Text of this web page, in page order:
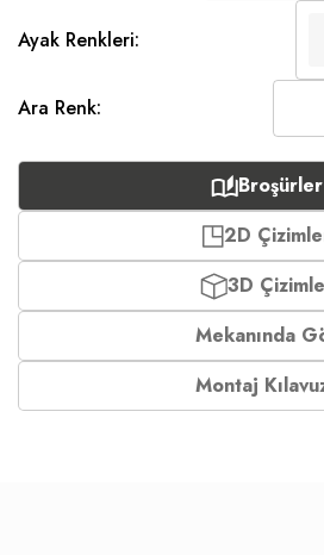
Ayak Renkleri:
Ara Renk:
Broşürler
2D
3D
Mekanında
Montaj